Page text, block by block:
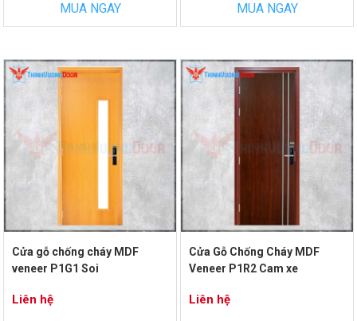
MUA NGAY MUA NGAY
Cửa gỗ chống cháy MDF
veneer P1G1 Soi
Liên hệ
Cửa Gỗ Chống Cháy MDF
Veneer P1R2 Cam xe
Liên hệ